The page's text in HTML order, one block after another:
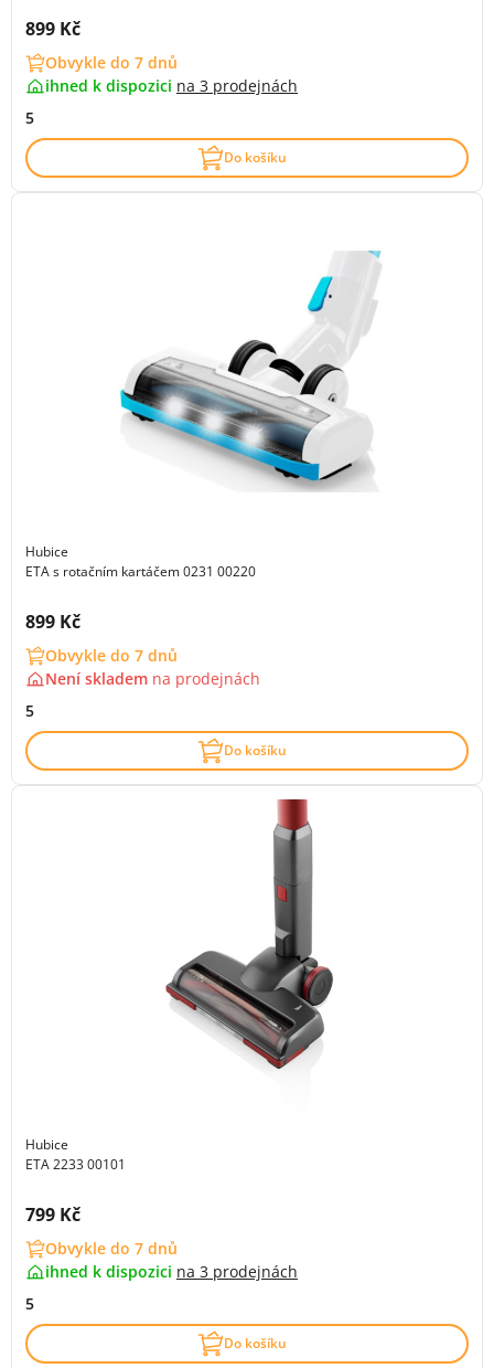
Cena s DPH:
899 Kč
Obvykle do 7 dnů
ihned k dispozici na 3 prodejnách
5
Do košíku
Hubice
ETA s rotačním kartáčem 0231 00220
Cena s DPH:
899 Kč
Obvykle do 7 dnů
Není skladem na prodejnách
5
Do košíku
Hubice
ETA 2233 00101
Cena s DPH:
799 Kč
Obvykle do 7 dnů
ihned k dispozici na 3 prodejnách
5
Do košíku